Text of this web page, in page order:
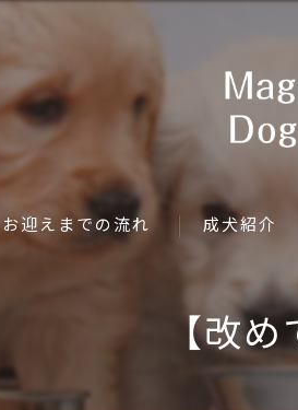
お迎えまでの流れ 成犬紹介
【改